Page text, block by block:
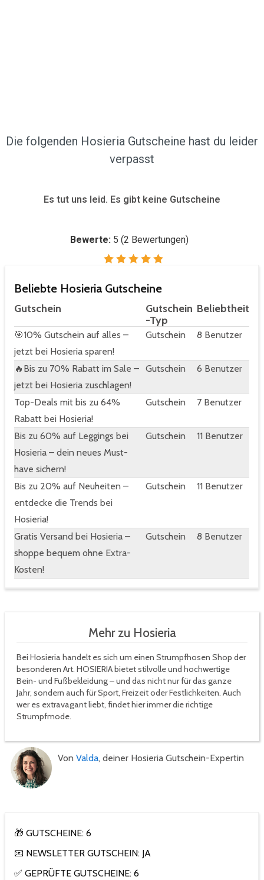
Die folgenden Hosieria Gutscheine hast du leider
verpasst
Es tut uns leid. Es gibt keine Gutscheine
Bewerte: 5 (2 Bewertungen)
Beliebte Hosieria Gutscheine
Gutschein
Gutschein
-Typ
Beliebtheit
🎯10% Gutschein auf alles –
jetzt bei Hosieria sparen!
Gutschein 8 Benutzer
🔥Bis zu 70% Rabatt im Sale –
jetzt bei Hosieria zuschlagen!
Gutschein 6 Benutzer
Top-Deals mit bis zu 64%
Rabatt bei Hosieria!
Gutschein 7 Benutzer
Bis zu 60% auf Leggings bei
Hosieria – dein neues Must-
have sichern!
Gutschein 11 Benutzer
Bis zu 20% auf Neuheiten –
entdecke die Trends bei
Hosieria!
Gutschein 11 Benutzer
Gratis Versand bei Hosieria –
shoppe bequem ohne Extra-
Kosten!
Gutschein 8 Benutzer
Mehr zu Hosieria
Bei Hosieria handelt es sich um einen Strumpfhosen Shop der
besonderen Art. HOSIERIA bietet stilvolle und hochwertige
Bein- und Fußbekleidung – und das nicht nur für das ganze
Jahr, sondern auch für Sport, Freizeit oder Festlichkeiten. Auch
wer es extravagant liebt, findet hier immer die richtige
Strumpfmode.
Von Valda, deiner Hosieria Gutschein-Expertin
🎁 GUTSCHEINE: 6
📧 NEWSLETTER GUTSCHEIN: JA
✅ GEPRÜFTE GUTSCHEINE: 6